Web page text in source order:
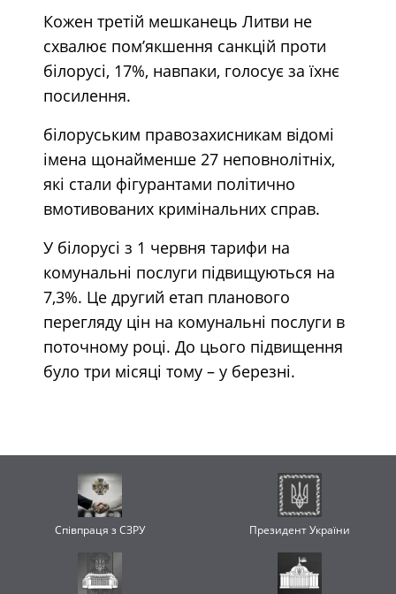
Кожен третій мешканець Литви не
схвалює пом’якшення санкцій проти
білорусі, 17%, навпаки, голосує за їхнє
посилення.
білоруським правозахисникам відомі
імена щонайменше 27 неповнолітніх,
які стали фігурантами політично
вмотивованих кримінальних справ.
У білорусі з 1 червня тарифи на
комунальні послуги підвищуються на
7,3%. Це другий етап планового
перегляду цін на комунальні послуги в
поточному році. До цього підвищення
було три місяці тому – у березні.
Співпраця з СЗРУ Президент України